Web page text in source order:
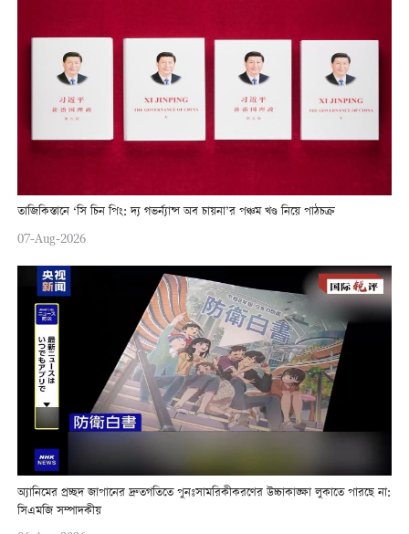
তাজিকিস্তানে ‘সি চিন পিং: দ্য গভর্ন্যান্স অব চায়না’র পঞ্চম খণ্ড নিয়ে পাঠচক্র
07-Aug-2026
অ্যানিমের প্রচ্ছদ জাপানের দ্রুতগতিতে পুনঃসামরিকীকরণের উচ্চাকাঙ্ক্ষা লুকাতে পারছে না:
সিএমজি সম্পাদকীয়